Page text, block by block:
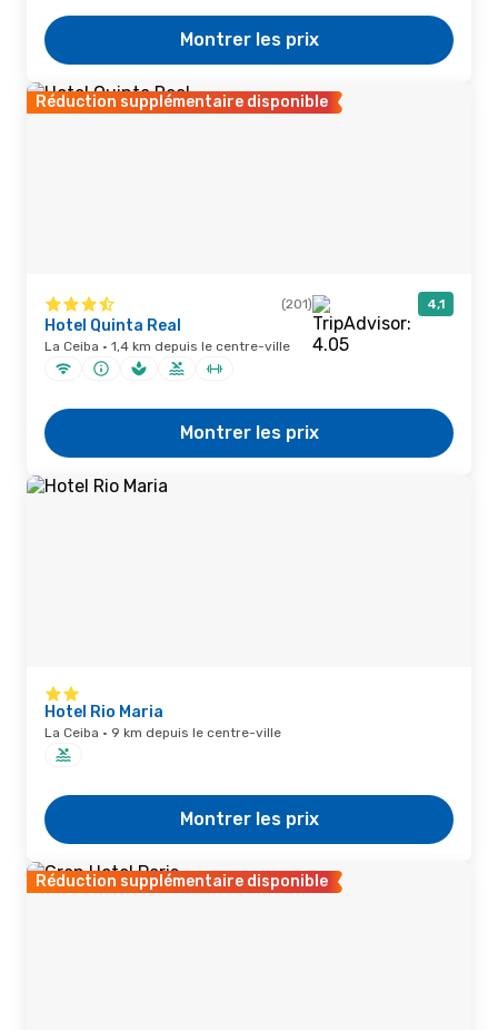
Montrer les prix
Réduction supplémentaire disponible
(201) 4,1
Hotel Quinta Real
La Ceiba · 1,4 km depuis le centre-ville
Montrer les prix
Hotel Rio Maria
La Ceiba · 9 km depuis le centre-ville
Montrer les prix
Réduction supplémentaire disponible